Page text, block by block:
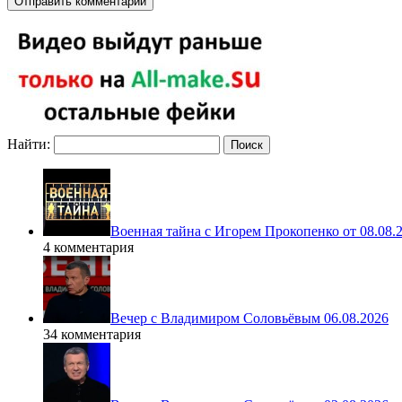
Найти:
Военная тайна с Игорем Прокопенко от
4 комментария
Вечер с Владимиром Соловьёвым 06.08.2026
34 комментария